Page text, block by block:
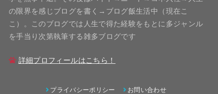
の限界を感じブログを書く→ブログ飯生活中（現在こ
こ）。このブログでは人生で得た経験をもとに多ジャンル
を手当り次第執筆する雑多ブログです
詳細プロフィールはこちら！
プライバシーポリシー お問い合わせ